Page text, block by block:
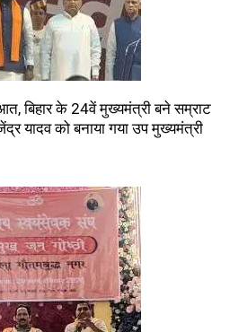
बिहार के 24वें मुख्यमंत्री बने सम्राट
यादव को बनाया गया उप मुख्यमंत्री